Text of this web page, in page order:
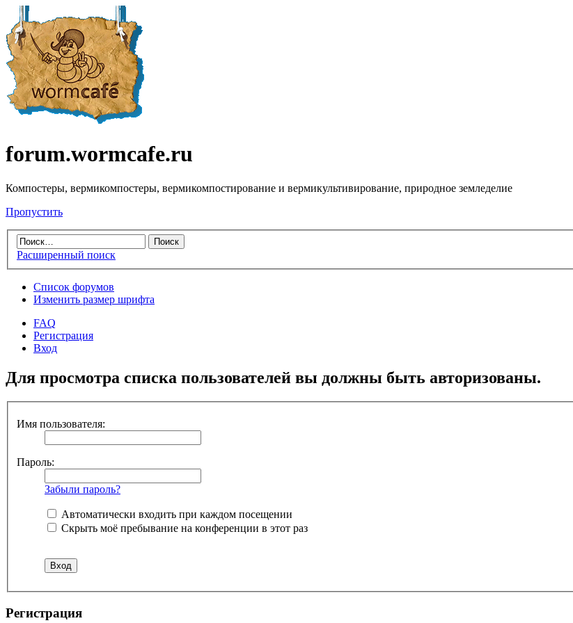
forum.wormcafe.ru
Компостеры, вермикомпостеры, вермикомпостирование и вермикультивирование, природное земледелие
Пропустить
Расширенный поиск
Список форумов
Изменить размер шрифта
FAQ
Регистрация
Вход
Для просмотра списка пользователей вы должны быть авторизованы.
Имя пользователя:
Пароль:
Забыли пароль?
Автоматически входить при каждом посещении
Скрыть моё пребывание на конференции в этот раз
Регистрация